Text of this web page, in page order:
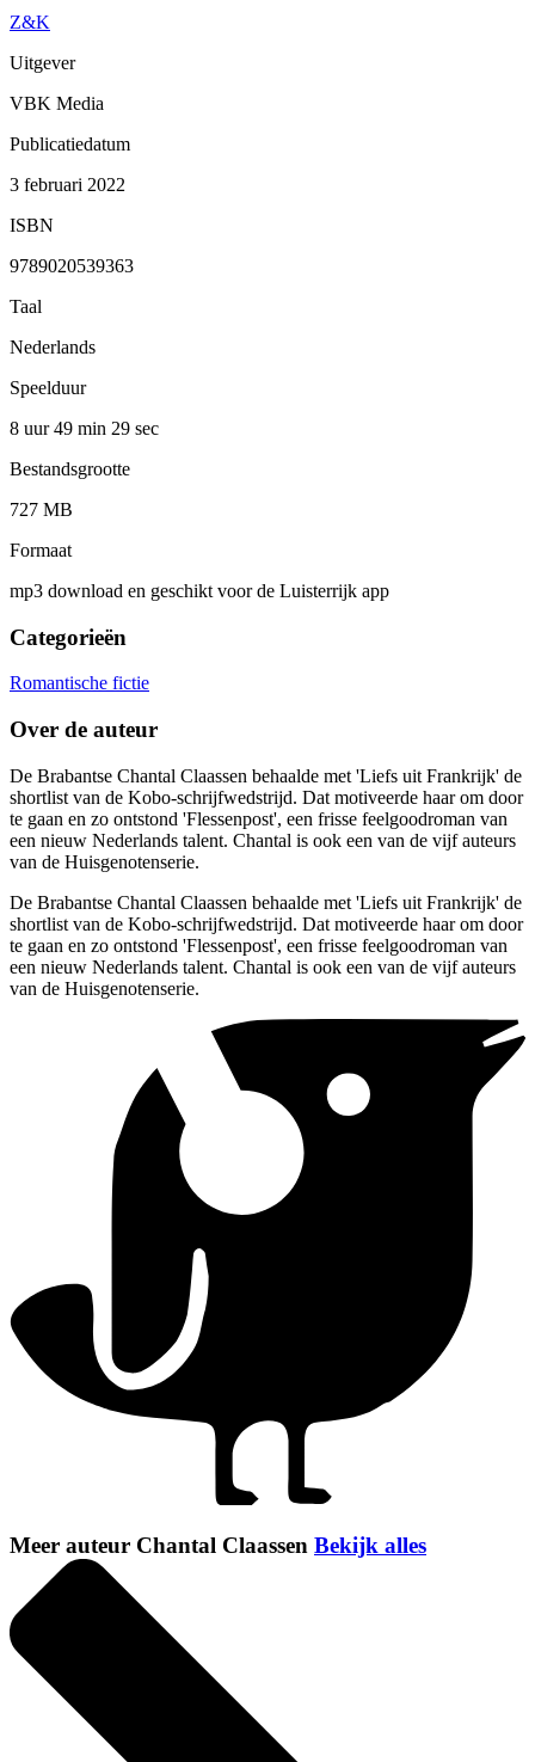
Z&K
Uitgever
VBK Media
Publicatiedatum
3 februari 2022
ISBN
9789020539363
Taal
Nederlands
Speelduur
8 uur 49 min 29 sec
Bestandsgrootte
727 MB
Formaat
mp3 download en geschikt voor de Luisterrijk app
Categorieën
Romantische fictie
Over de auteur
De Brabantse Chantal Claassen behaalde met 'Liefs uit Frankrijk' de
shortlist van de Kobo-schrijfwedstrijd. Dat motiveerde haar om door
te gaan en zo ontstond 'Flessenpost', een frisse feelgoodroman van
een nieuw Nederlands talent. Chantal is ook een van de vijf auteurs
van de Huisgenotenserie.
De Brabantse Chantal Claassen behaalde met 'Liefs uit Frankrijk' de
shortlist van de Kobo-schrijfwedstrijd. Dat motiveerde haar om door
te gaan en zo ontstond 'Flessenpost', een frisse feelgoodroman van
een nieuw Nederlands talent. Chantal is ook een van de vijf auteurs
van de Huisgenotenserie.
Meer auteur Chantal Claassen Bekijk alles